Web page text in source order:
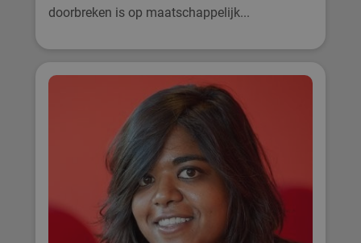
doorbreken is op maatschappelijk...